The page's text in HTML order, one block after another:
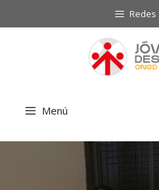
al
Redes
Menú